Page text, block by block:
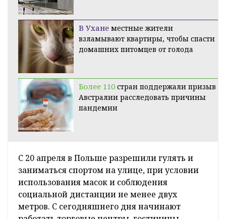
В Ухане местные жители
взламывают квартиры, чтобы спасти
домашних питомцев от голода
Более 110 стран поддержали призыв
Австралии расследовать причины
пандемии
С 20 апреля в Польше разрешили гулять и
заниматься спортом на улице, при условии
использования масок и соблюдения
социальной дистанции не менее двух
метров. С сегодняшнего дня начинают